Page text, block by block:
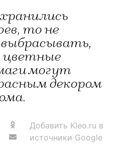
то не
могут
декором
Добавить Kleo.ru в
источники Google